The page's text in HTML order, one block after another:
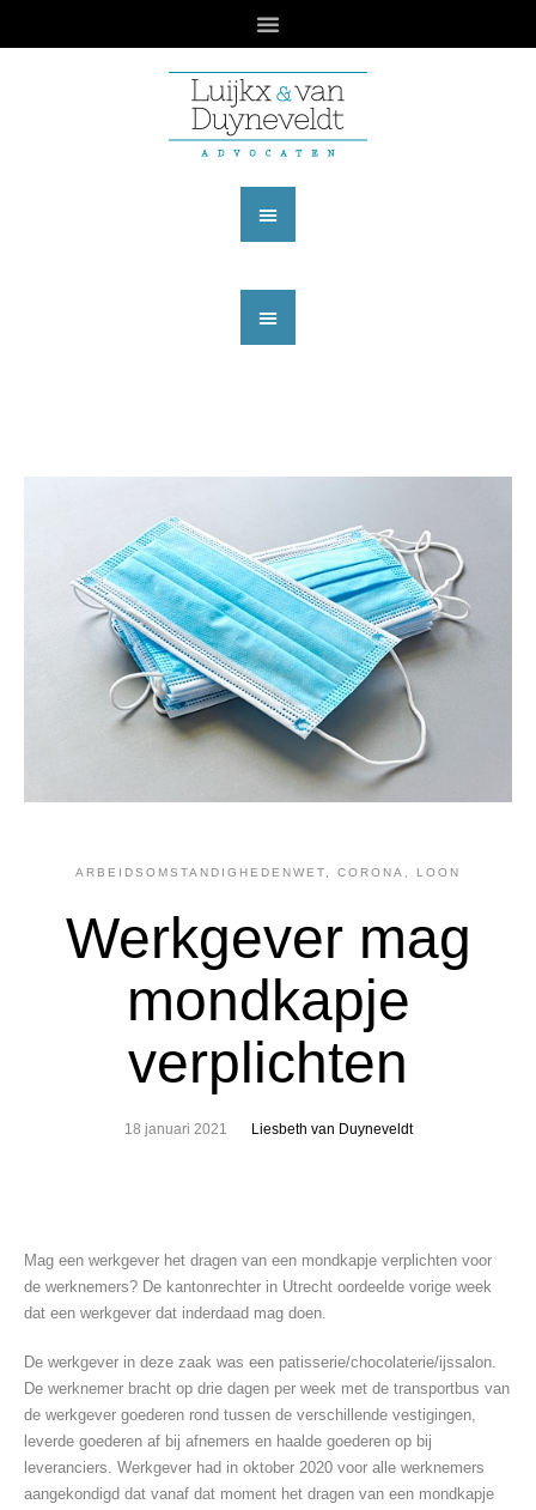
ARBEIDSOMSTANDIGHEDENWET CORONA LOON
Werkgever mag
mondkapje
verplichten
18 januari 2021 Liesbeth van Duyneveldt
Mag een werkgever het dragen van een mondkapje verplichten voor
de werknemers? De kantonrechter in Utrecht oordeelde vorige week
dat een werkgever dat inderdaad mag doen.
De werkgever in deze zaak was een patisserie/chocolaterie/ijssalon.
De werknemer bracht op drie dagen per week met de transportbus van
de werkgever goederen rond tussen de verschillende vestigingen,
leverde goederen af bij afnemers en haalde goederen op bij
leveranciers. Werkgever had in oktober 2020 voor alle werknemers
aangekondigd dat vanaf dat moment het dragen van een mondkapje